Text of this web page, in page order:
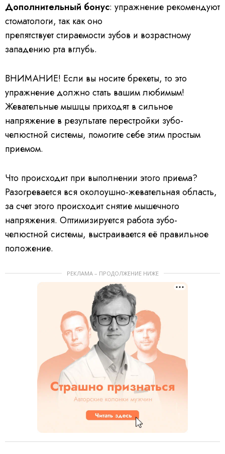
Дополнительный бонус: упражнение рекомендуют
стоматологи, так как оно
препятствует стираемости зубов и возрастному
западению рта вглубь.
ВНИМАНИЕ! Если вы носите брекеты, то это
упражнение должно стать вашим любимым!
Жевательные мышцы приходят в сильное
напряжение в результате перестройки зубо-
челюстной системы, помогите себе этим простым
приемом.
Что происходит при выполнении этого приема?
Разогревается вся околоушно-жевательная область,
за счет этого происходит снятие мышечного
напряжения. Оптимизируется работа зубо-
челюстной системы, выстраивается её правильное
положение.
РЕКЛАМА – ПРОДОЛЖЕНИЕ НИЖЕ